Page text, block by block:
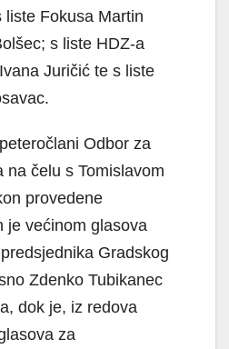
liste Fokusa Martin
s liste HDZ-a
Juričić te s liste
Odbor za
na čelu s Tomislavom
provedene
je većinom glasova
Gradskog
Zdenko Tubikanec
dok je, iz redova
za